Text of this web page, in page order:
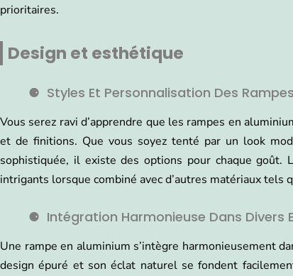
prioritaires.
Design et esthétique
Styles Et Personnalisation Des Rampes
Vous serez ravi d’apprendre que les rampes en
et de finitions. Que vous soyez tenté par un look
sophistiquée, il existe des options pour chaque goût.
intrigants lorsque combiné avec d’autres matériaux tels
Intégration Harmonieuse Dans Divers
Une rampe en aluminium s’intègre harmonieusement
design épuré et son éclat naturel se fondent